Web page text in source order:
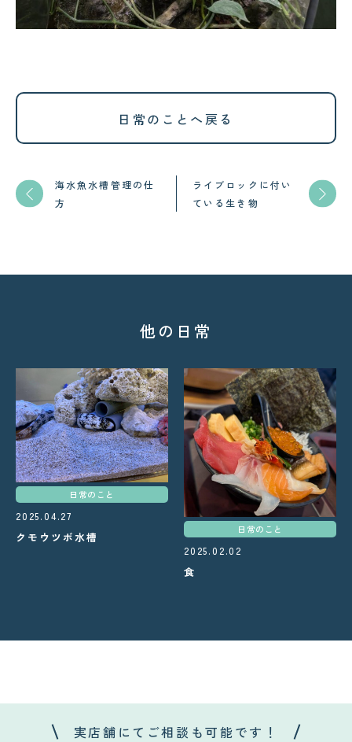
日常のことへ戻る
海水魚水槽管理の仕
方
ライブロックに付い
ている生き物
他の日常
日常のこと
2025.04.27
クモウツボ水槽
日常のこと
2025.02.02
食
実店舗にてご相談も可能です！